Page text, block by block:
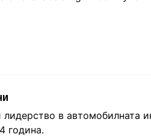
в автомобилната
година.